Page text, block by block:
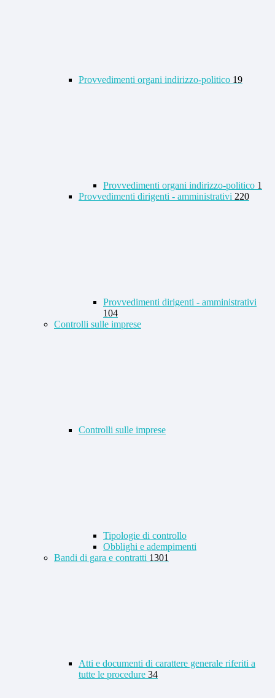
Provvedimenti organi indirizzo-politico 19
Provvedimenti organi indirizzo-politico 1
Provvedimenti dirigenti - amministrativi 220
Provvedimenti dirigenti - amministrativi
104
Controlli sulle imprese
Controlli sulle imprese
Tipologie di controllo
Obblighi e adempimenti
Bandi di gara e contratti 1301
Atti e documenti di carattere generale riferiti a
tutte le procedure 34